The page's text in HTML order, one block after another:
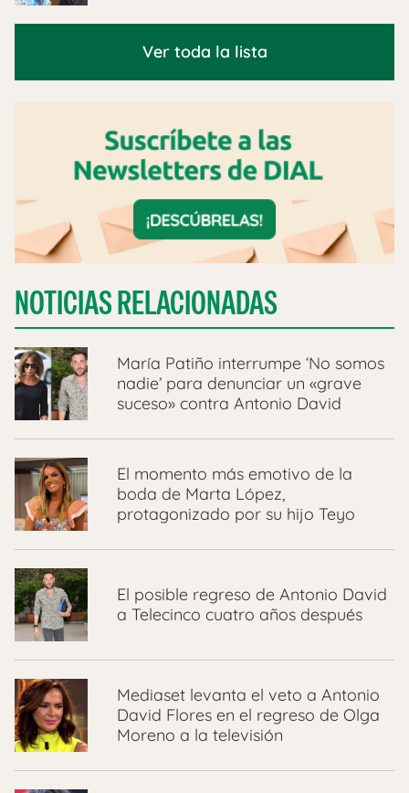
Ver toda la lista
NOTICIAS RELACIONADAS
María Patiño interrumpe ‘No somos
nadie’ para denunciar un «grave
suceso» contra Antonio David
El momento más emotivo de la
boda de Marta López,
protagonizado por su hijo Teyo
El posible regreso de Antonio David
a Telecinco cuatro años después
Mediaset levanta el veto a Antonio
David Flores en el regreso de Olga
Moreno a la televisión